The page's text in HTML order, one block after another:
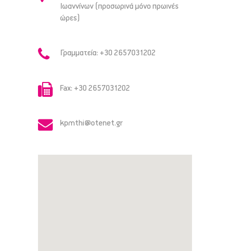
Ιωαννίνων (προσωρινά μόνο πρωινές
ώρες)
Γραμματεία: +30 2657031202
Fax: +30 2657031202
kpmthi@otenet.gr